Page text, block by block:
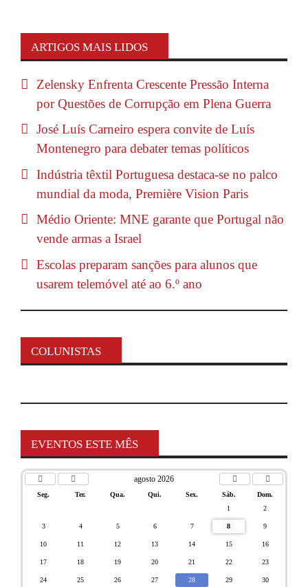
ARTIGOS MAIS LIDOS
Zelensky Enfrenta Crescente Pressão Interna
por Questões de Corrupção em Plena Guerra
José Luís Carneiro espera convite de Luís
Montenegro para debater temas políticos
Indústria têxtil Portuguesa destaca-se no palco
mundial da moda, Première Vision Paris
Médio Oriente: MNE garante que Portugal não
vende armas a Israel
Escolas preparam sanções para alunos que
usarem telemóvel até ao 6.º ano
COLUNISTAS
EVENTOS ESTE MÊS
agosto 2026
Seg. Ter. Qua. Qui. Sex. Sáb.
Dom.
1
2
3 4 5 6 7 8 9
10 11 12 13 14 15 16
17 18 19 20 21 22 23
24 25 26 27 28 29 30